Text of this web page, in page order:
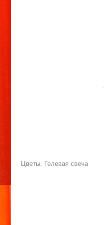
Цветы. Гелевая свеча